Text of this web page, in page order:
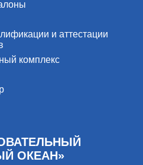
и аттестации
комплекс
ОКЕАН»